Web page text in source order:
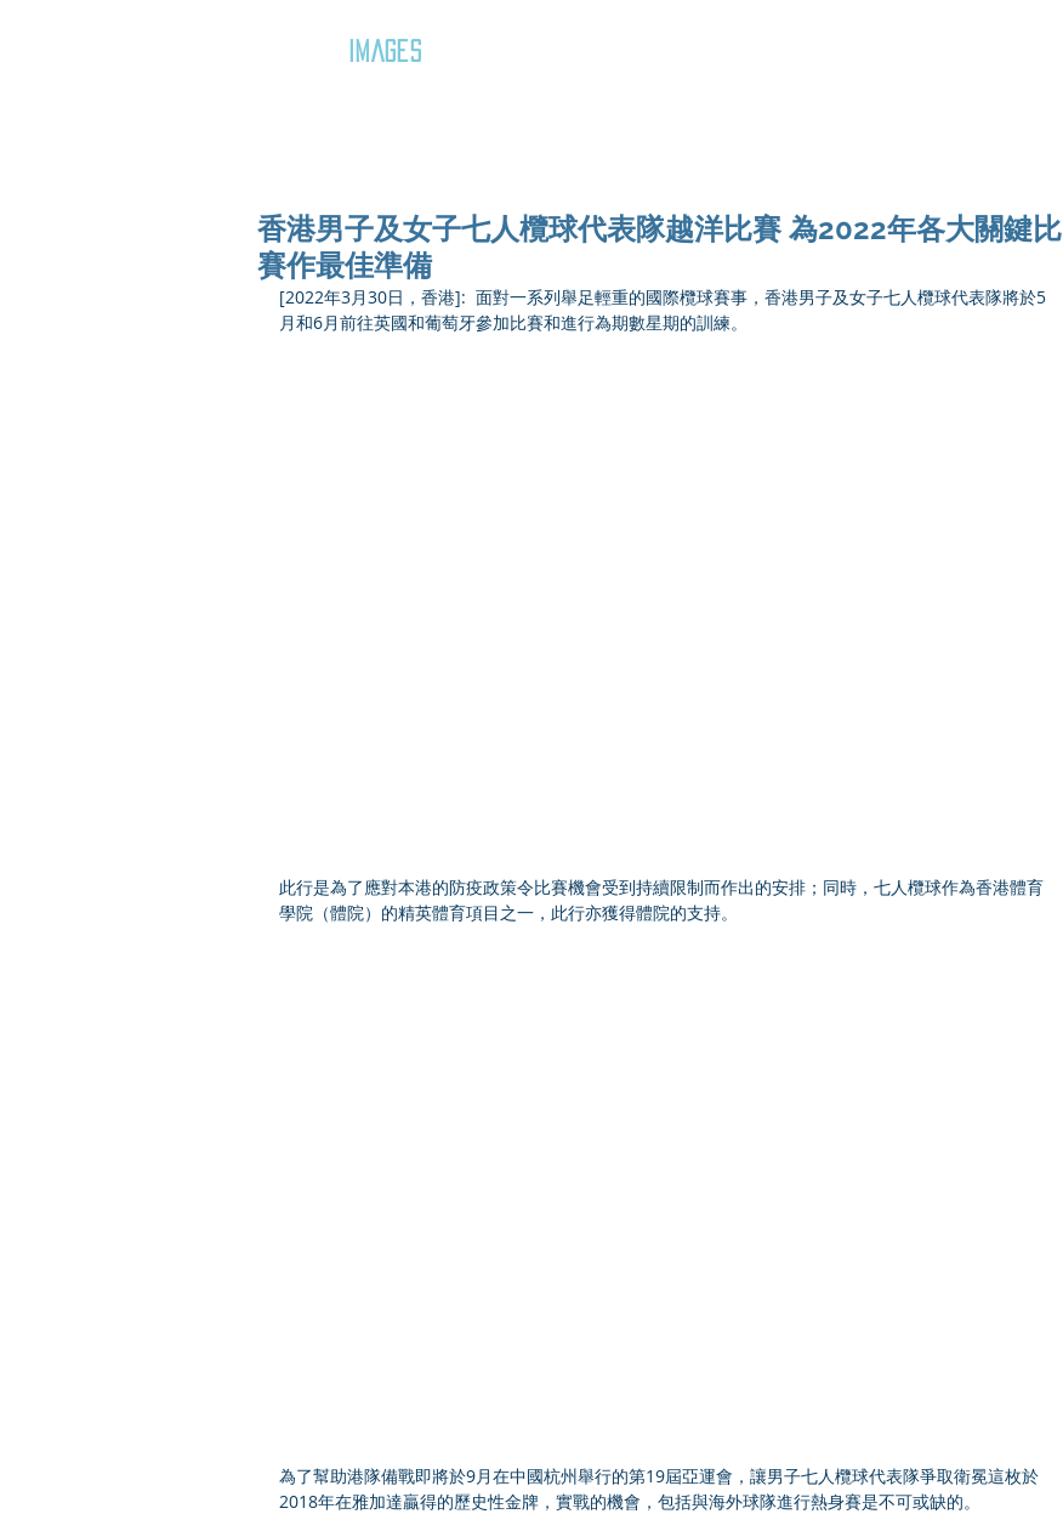
IMAGES
香港男子及女子七人欖球代表隊越洋比賽 為2022年各大關鍵比
賽作最佳準備
[2022年3月30日，香港]:  面對一系列舉足輕重的國際欖球賽事，香港男子及女子七人欖球代表隊將於5
月和6月前往英國和葡萄牙參加比賽和進行為期數星期的訓練。
此行是為了應對本港的防疫政策令比賽機會受到持續限制而作出的安排；同時，七人欖球作為香港體育
學院（體院）的精英體育項目之一，此行亦獲得體院的支持。
為了幫助港隊備戰即將於9月在中國杭州舉行的第19屆亞運會，讓男子七人欖球代表隊爭取衛冕這枚於
2018年在雅加達贏得的歷史性金牌，實戰的機會，包括與海外球隊進行熱身賽是不可或缺的。